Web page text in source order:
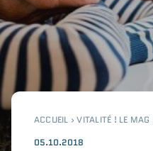
ACCUEIL ›VITALITÉ ! LE MAG
05.10.2018